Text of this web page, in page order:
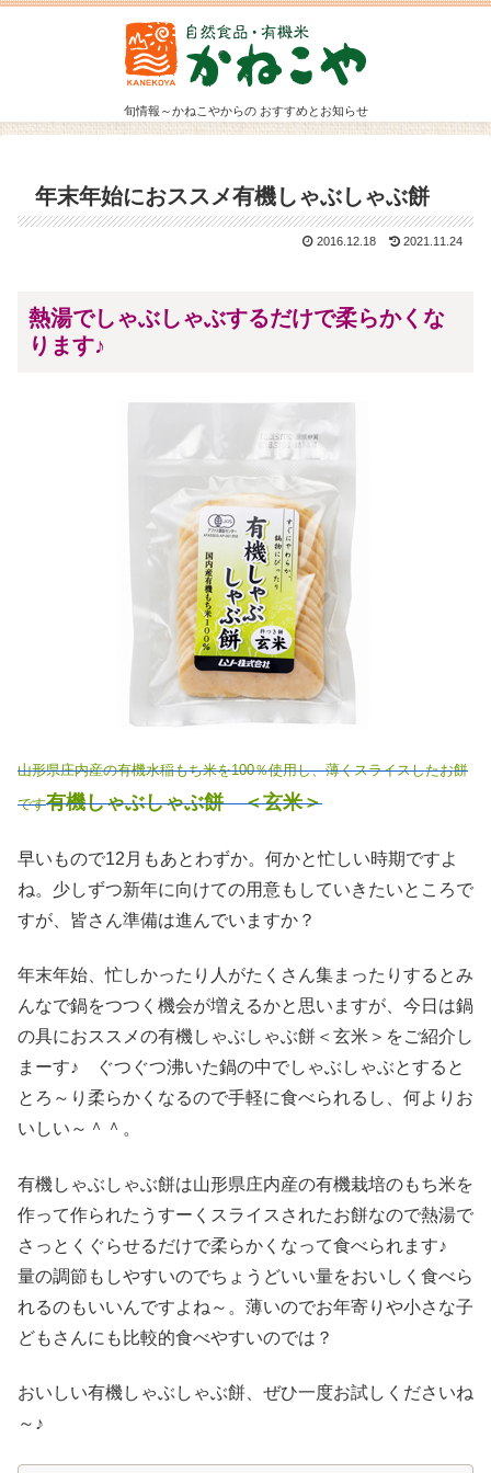
旬情報～かねこやからの おすすめとお知らせ
年末年始におススメ有機しゃぶしゃぶ餅
2016.12.18 2021.11.24
熱湯でしゃぶしゃぶするだけで柔らかくな
ります♪
山形県庄内産の有機水稲もち米を100％使用し、薄くスライスしたお餅
です有機しゃぶしゃぶ餅 ＜玄米＞
早いもので12月もあとわずか。何かと忙しい時期ですよ
ね。少しずつ新年に向けての用意もしていきたいところで
すが、皆さん準備は進んでいますか？
年末年始、忙しかったり人がたくさん集まったりするとみ
んなで鍋をつつく機会が増えるかと思いますが、今日は鍋
の具におススメの有機しゃぶしゃぶ餅＜玄米＞をご紹介し
まーす♪ ぐつぐつ沸いた鍋の中でしゃぶしゃぶとすると
とろ～り柔らかくなるので手軽に食べられるし、何よりお
いしい～＾＾。
有機しゃぶしゃぶ餅は山形県庄内産の有機栽培のもち米を
作って作られたうすーくスライスされたお餅なので熱湯で
さっとくぐらせるだけで柔らかくなって食べられます♪
量の調節もしやすいのでちょうどいい量をおいしく食べら
れるのもいいんですよね～。薄いのでお年寄りや小さな子
どもさんにも比較的食べやすいのでは？
おいしい有機しゃぶしゃぶ餅、ぜひ一度お試しくださいね
～♪